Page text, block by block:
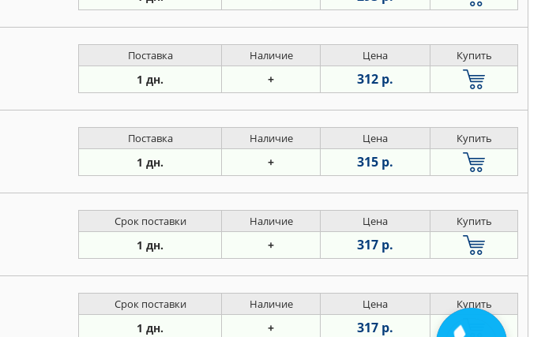
Поставка Наличие Цена Купить
1 дн. + 312 р.
Поставка Наличие Цена Купить
1 дн. + 315 р.
Срок поставки Наличие Цена Купить
1 дн. + 317 р.
Срок поставки Наличие Цена Купить
1 дн. + 317 р.